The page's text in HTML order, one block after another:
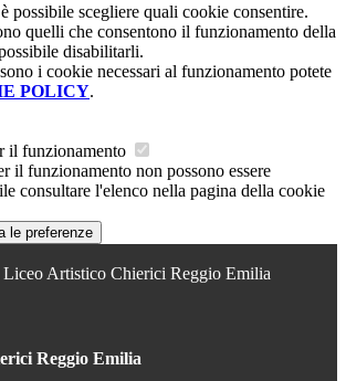
possibile scegliere quali cookie consentire.
quelli che consentono il funzionamento della
disabilitarli.
i cookie necessari al funzionamento potete
POLICY.
il funzionamento
il funzionamento non possono essere
consultare l'elenco nella pagina della cookie
le preferenze
Liceo Artistico Chierici Reggio Emilia
Reggio Emilia